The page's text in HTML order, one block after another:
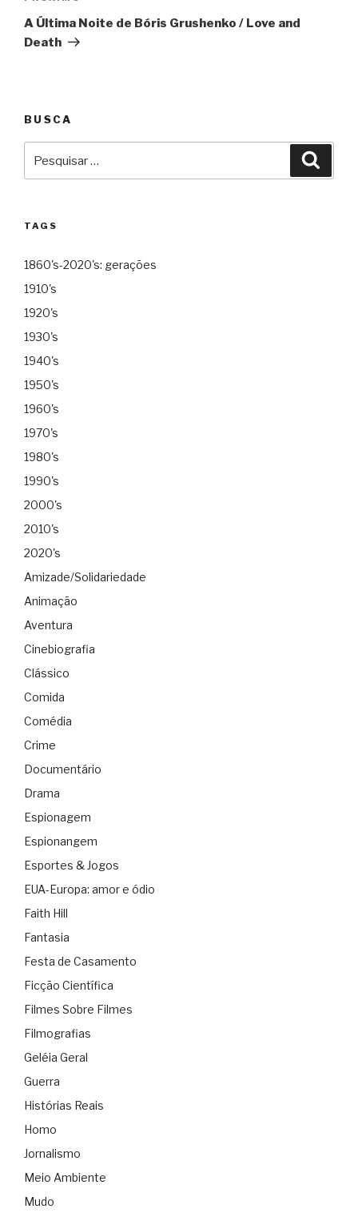
A Última Noite de Bóris Grushenko / Love and
Death
BUSCA
por:
TAGS
1860's-2020's: gerações
1910's
1920's
1930's
1940's
1950's
1960's
1970's
1980's
1990's
2000's
2010's
2020's
Amizade/Solidariedade
Animação
Aventura
Cinebiografia
Clássico
Comida
Comédia
Crime
Documentário
Drama
Espionagem
Espionangem
Esportes & Jogos
EUA-Europa: amor e ódio
Faith Hill
Fantasia
Festa de Casamento
Ficção Científica
Filmes Sobre Filmes
Filmografias
Geléia Geral
Guerra
Histórias Reais
Homo
Jornalismo
Meio Ambiente
Mudo